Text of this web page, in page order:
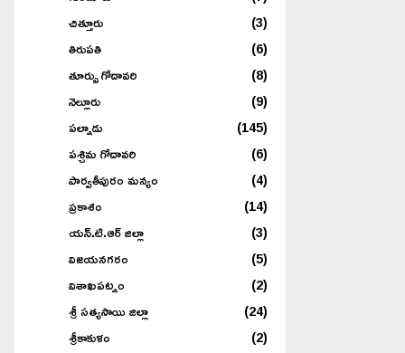
చిత్తూరు
(3)
తిరుపతి
(6)
తూర్పు గోదావరి
(8)
నెల్లూరు
(9)
పల్నాడు
(145)
పశ్చిమ గోదావరి
(6)
పార్వతీపురం మన్యం
(4)
ప్రకాశం
(14)
యన్.టి.ఆర్ జిల్లా
(3)
విజయనగరం
(5)
విశాఖపట్నం
(2)
శ్రీ సత్యసాయి జిల్లా
(24)
శ్రీకాకుళం
(2)